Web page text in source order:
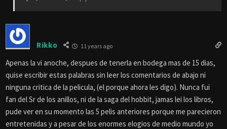
Rikko 11 years ago
Apenas la vi anoche, despues de tenerla en bodega mas de 15 dias,
quise escribir estas palabras sin leer los comentarios de abajo ni
ninguna critica de la pelicula, (el porque ahora les digo). Nunca fui
fan del Sr de los anillos, ni de la saga del hobbit, jamas lei los libros,
pude ver en su momento las 5 pelis anteriores porque me parecieron
entretenidas y a pesar de los enormes elogios de medio mundo yo